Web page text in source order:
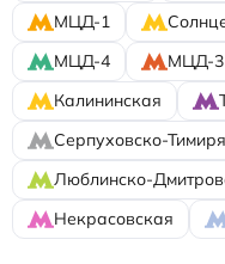
МЦД-1
МЦД-4
МЦД-3
Калининская
Серпуховско-
Люблинско-
Некрасовская